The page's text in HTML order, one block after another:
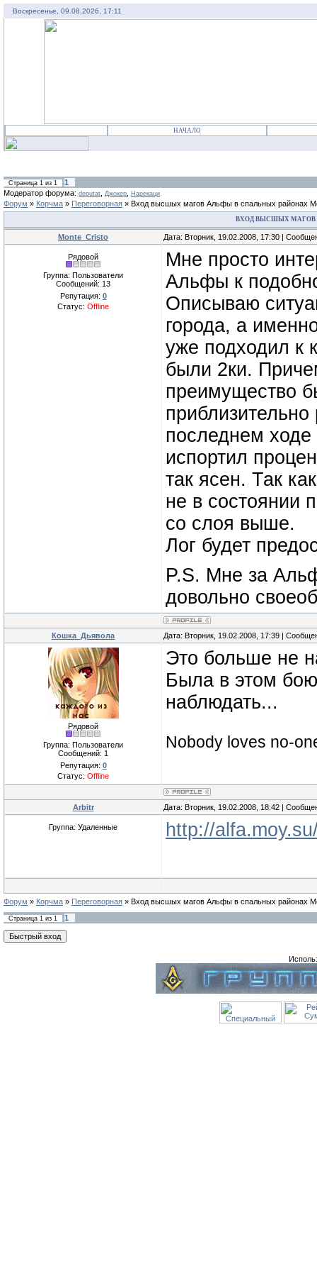
Воскресенье, 09.08.2026, 17:11
НАЧАЛО
Страница 1 из 1
1
Модератор форума: deputat Джокер Нарекаци
Форум » Корчма » Переговорная » Вход высшых магов Альфы в спальных районах
ВХОД ВЫСШЫХ МАГОВ
Monte_Cristo Дата: Вторник, 19.02.2008, 17:30 |
Рядовой
Группа: Пользователи
Сообщений: 13
Репутация: 0
Статус: Offline
Мне просто
Альфы к
Описываю
города, а
уже подходил к
были 2ки.
преимущество
последнем
испортил
так ясен. Так
не в состоянии
со слоя выше.
Лог будет
P.S. Мне за
довольно
Кошка_Дьявола Дата: Вторник, 19.02.2008, 17:39 |
Рядовой
Группа: Пользователи
Сообщений: 1
Репутация: 0
Статус: Offline
Это больше не
Была в этом
наблюдать...
Nobody loves no-
Arbitr Дата: Вторник, 19.02.2008, 18:42 |
Группа: Удаленные http://
Форум » Корчма » Переговорная » Вход высшых магов Альфы в спальных районах
Страница 1 из 1 1